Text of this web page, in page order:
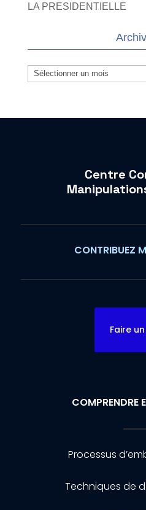
LA PRESIDENTIELLE
Archives
Centre
CONTRIBUEZ
Faire
COMPRENDRE
Processus
Techniques de